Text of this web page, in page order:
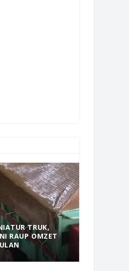
TRUK,
RAUP OMZET